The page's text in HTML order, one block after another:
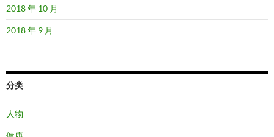
2018 年 10 月
2018 年 9 月
分类
人物